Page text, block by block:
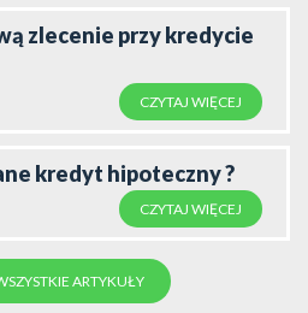
zlecenie przy kredycie
CZYTAJ WIĘCEJ
kredyt hipoteczny ?
CZYTAJ WIĘCEJ
ARTYKUŁY